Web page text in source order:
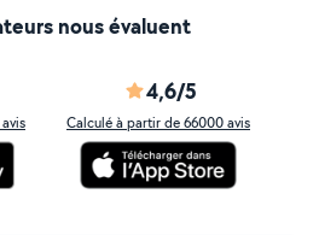
nous évaluent
4,6/5
Calculé à partir de 66000 avis